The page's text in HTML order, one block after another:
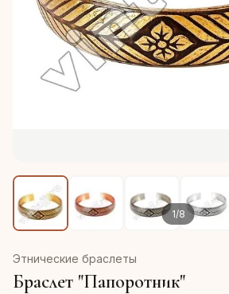
1/8
Этнические браслеты
Браслет "Папоротник"